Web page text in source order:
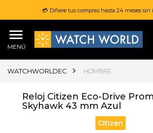
💳 Difiere tus compras hasta 24 meses sin
MENÚ
WATCHWORLDEC HOMBRE
Reloj Citizen Eco-Drive
Skyhawk 43 mm Azul
Citizen